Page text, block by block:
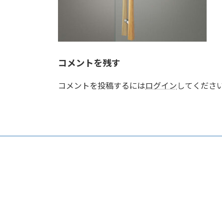
コメントを残す
コメントを投稿するにはログイン してくださ